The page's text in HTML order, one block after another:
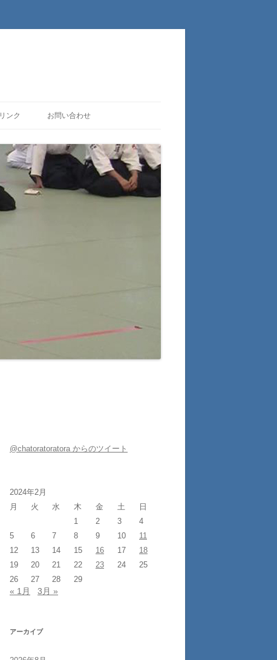
リンク お問い合わせ
@chatoratoratora からのツイート
2024年2月
月
火 水 木 金 土
日
1
2 3
4
5
6 7 8 9 10
11
12
13 14 15 16 17
18
19
20 21 22 23 24
25
26
27 28 29
« 1月 3月 »
アーカイブ